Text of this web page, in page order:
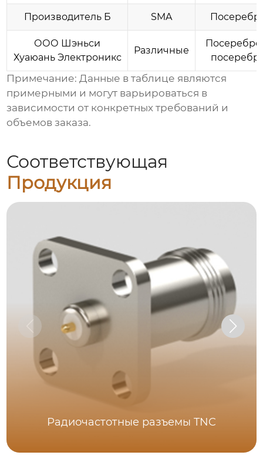
Производитель Б SMA
ООО Шэньси
Хуаюань Электроникс
Различные
Примечание: Данные в таблице являются
примерными и могут варьироваться в
зависимости от конкретных требований и
объемов заказа.
Соответствующая
Продукция
Радиочастотные разъемы TNC